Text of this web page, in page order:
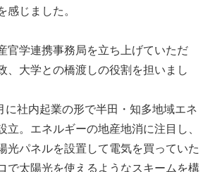
感じました。
官学連携事務局を立ち上げていただ
、大学との橋渡しの役割を担いまし
に社内起業の形で半田・知多地域エネ
立。エネルギーの地産地消に注目し、
光パネルを設置して電気を買っていた
で太陽光を使えるようなスキームを構